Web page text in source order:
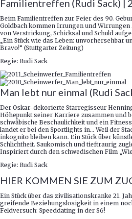
Familientreffen (Rudi Sack) |
Beim Familientreffen zur Feier des 90.
Goldbach kommen Irrungen und Wirrungen
von Verstrickung, Schicksal und Schuld
„Ein Stück wie das Leben: unvorhersehbar
Bravo!“ (Stuttgarter Zeitung)
Regie: Rudi Sack
Man lebt nur einmal (Rudi
Der Oskar-dekorierte Starregisseur
Höhepunkt seiner Karriere zusammen und
schwäbische Beschaulichkeit und ein
landet er bei den Sportlights in… Weil der
inkognito bleiben kann. Ein Stück über
Schlichtheit. Saukomisch und tieftraurig
Inspiriert durch den schwedischen Film
Regie: Rudi Sack
HIER KOMMEN SIE ZUM
Ein Stück über das zivilisationskranke 21.
greifende Beziehungslosigkeit in einem
Feldversuch: Speeddating in der S6!